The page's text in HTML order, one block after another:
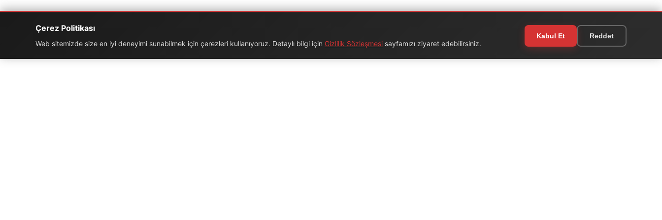
Çerez Politikası
Web sitemizde size en iyi deneyimi sunabilmek için çerezleri kullanıyoruz. Detaylı bilgi için Gizlilik Sözleşmesi sayfamızı ziyaret edebilirsiniz.
Kabul Et Reddet